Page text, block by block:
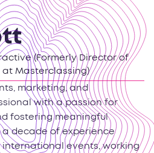
(Formerly Director of
at Masterclassing)
marketing, and
with a passion for
fostering meaningful
a decade of experience
events, working